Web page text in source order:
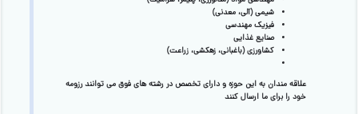
شیمی (آلی، معدنی)
فیزیک مهندسی
صنایع غذایی
کشاورزی (باغبانی، زهکشی، زراعت)
علاقه مندان به این حوزه و دارای تخصص در رشته های فوق می توانند رزومه
خود را برای ما ارسال کنند